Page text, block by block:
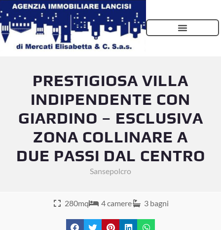
PRESTIGIOSA VILLA
INDIPENDENTE CON
GIARDINO – ESCLUSIVA
ZONA COLLINARE A
DUE PASSI DAL CENTRO
Sansepolcro
280mq 4 camere 3 bagni